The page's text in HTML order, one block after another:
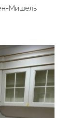
Мишель